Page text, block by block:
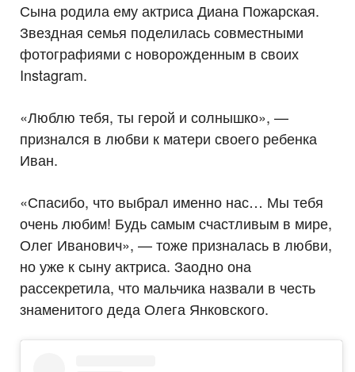
Сына родила ему актриса Диана Пожарская.
Звездная семья поделилась совместными
фотографиями с новорожденным в своих
Instagram.
«Люблю тебя, ты герой и солнышко», —
признался в любви к матери своего ребенка
Иван.
«Спасибо, что выбрал именно нас… Мы тебя
очень любим! Будь самым счастливым в мире,
Олег Иванович», — тоже призналась в любви,
но уже к сыну актриса. Заодно она
рассекретила, что мальчика назвали в честь
знаменитого деда Олега Янковского.